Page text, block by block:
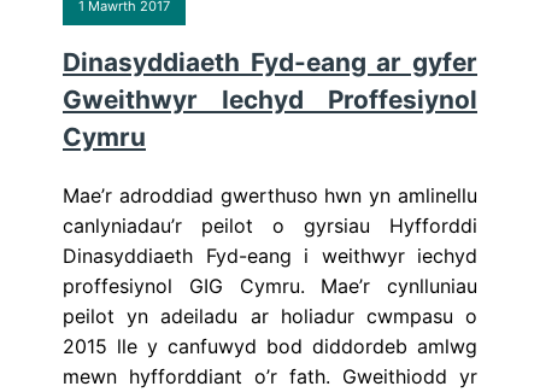
1 Mawrth 2017
Dinasyddiaeth Fyd-eang ar gyfer
Gweithwyr Iechyd Proffesiynol
Cymru
Mae’r adroddiad gwerthuso hwn yn amlinellu
canlyniadau’r peilot o gyrsiau Hyfforddi
Dinasyddiaeth Fyd-eang i weithwyr iechyd
proffesiynol GIG Cymru. Mae’r cynlluniau
peilot yn adeiladu ar holiadur cwmpasu o
2015 lle y canfuwyd bod diddordeb amlwg
mewn hyfforddiant o’r fath. Gweithiodd yr